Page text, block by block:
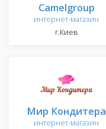
Camelgroup
интернет-магазин
г.Киев
Мир Кондитера
интернет-магазин